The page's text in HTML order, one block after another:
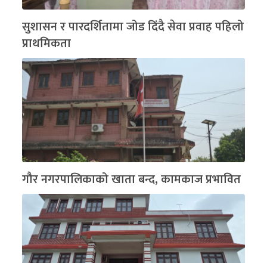
सुशासन र पारदर्शितामा जोड दिंदै सेवा प्रवाह पहिलो
प्राथमिकता
गौर नगरपालिकाको खाता बन्द, कामकाज प्रभावित